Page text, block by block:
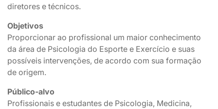
diretores e técnicos.
Objetivos
Proporcionar ao profissional um maior conhecimento
da área de Psicologia do Esporte e Exercício e suas
possíveis intervenções, de acordo com sua formação
de origem.
Público-alvo
Profissionais e estudantes de Psicologia, Medicina,